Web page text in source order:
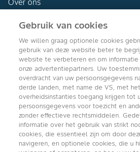
Over ons
Agro Bayer
Nederland
Volg ons
Gebruik van cookies
We willen graag optionele cookies
gebruik van deze website beter te
website te verbeteren en om
onze advertentiepartners. Uw
overdracht van uw persoonsgegevens
derde landen, met name de VS, met
overheidsinstanties toegang krijgen tot
persoonsgegevens voor toezicht en
zonder effectieve rechtsmiddelen.
informatie over het gebruik van strikt
cookies, die essentieel zijn om door
navigeren, en optionele cookies, die u